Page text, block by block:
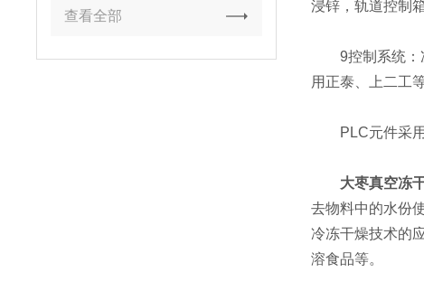
查看全部
浸锌，轨道控制
9控制系统：冻
用正泰、上二工
PLC元件采用
大枣真空冻
去物料中的水份
冷冻干燥技术的
溶食品等。